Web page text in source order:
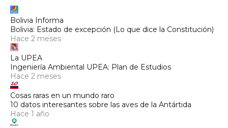
Bolivia Informa
Bolivia: Estado de excepción (Lo que dice la Constitución)
Hace 2 meses
La UPEA
Ingeniería Ambiental UPEA: Plan de Estudios
Hace 2 meses
Cosas raras en un mundo raro
10 datos interesantes sobre las aves de la Antártida
Hace 1 año